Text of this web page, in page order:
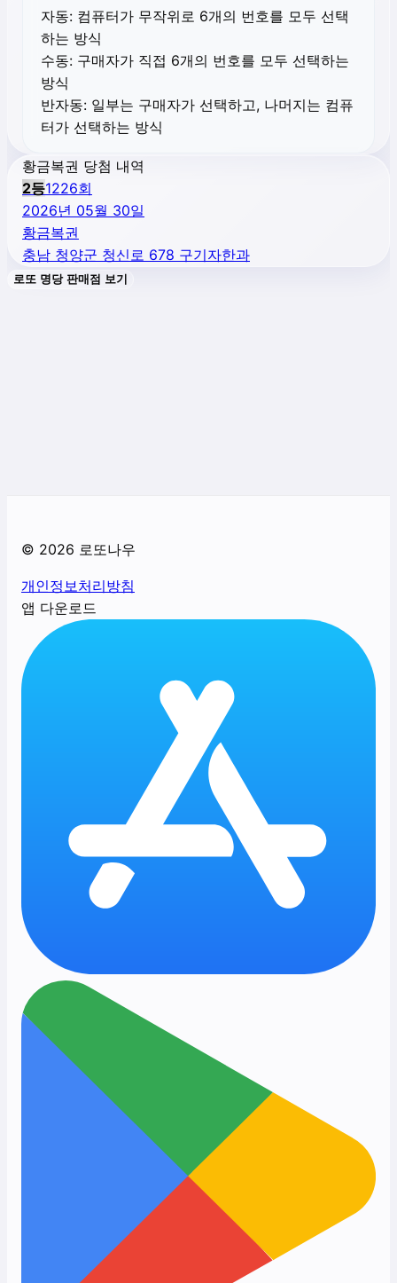
자동: 컴퓨터가 무작위로 6개의 번호를 모두 선택
하는 방식
수동: 구매자가 직접 6개의 번호를 모두 선택하는
방식
반자동: 일부는 구매자가 선택하고, 나머지는 컴퓨
터가 선택하는 방식
황금복권 당첨 내역
2등1226회
2026년 05월 30일
황금복권
충남 청양군 청신로 678 구기자한과
로또 명당 판매점 보기
© 2026 로또나우
개인정보처리방침
앱 다운로드